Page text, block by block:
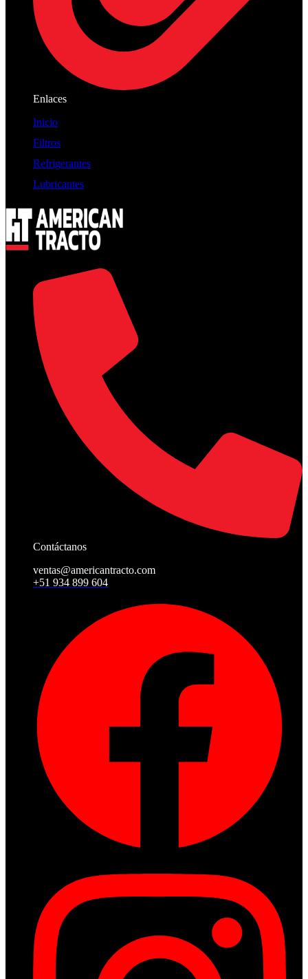
Enlaces
Inicio
Filtros
Refrigerantes
Lubricantes
Contáctanos
ventas@americantracto.com
+51 934 899 604